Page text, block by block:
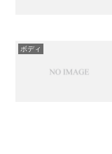
ボディ